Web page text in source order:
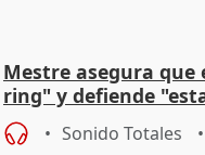
Mestre asegura que
ring" y defiende
Sonido Totales